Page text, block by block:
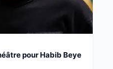
pour Habib Beye